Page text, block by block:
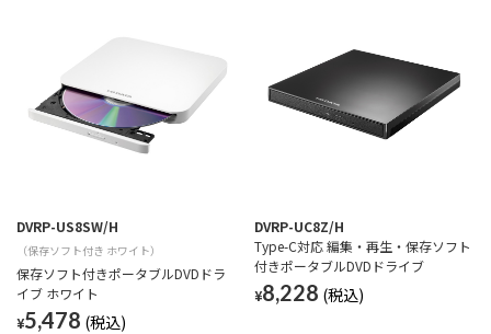
DVRP-US8SW/H
（保存ソフト付き ホワイト）
保存ソフト付きポータブルDVDドラ
イブ ホワイト
¥5,478
DVRP-UC8Z/H
Type-C対応 編集・再生・保存ソフト
付きポータブルDVDドライブ
¥8,228